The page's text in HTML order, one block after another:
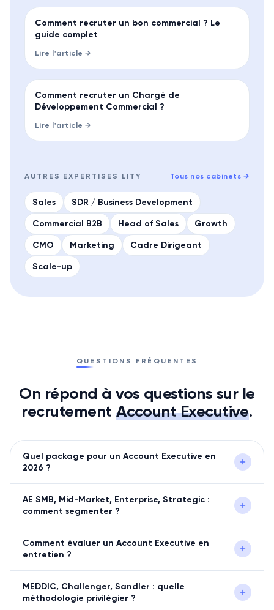
GUIDE
Comment recruter un bon commercial ? Le
guide complet
Lire l'article →
GUIDE
Comment recruter un Chargé de
Développement Commercial ?
Lire l'article →
AUTRES EXPERTISES LITY Tous nos cabinets →
Sales SDR / Business Development
Commercial B2B Head of Sales Growth
CMO Marketing Cadre Dirigeant
Scale-up
QUESTIONS FRÉQUENTES
On répond à vos questions sur le
recrutement Account Executive.
Quel package pour un Account Executive en
2026 ?
AE SMB, Mid-Market, Enterprise, Strategic :
comment segmenter ?
Comment évaluer un Account Executive en
entretien ?
MEDDIC, Challenger, Sandler : quelle
méthodologie privilégier ?